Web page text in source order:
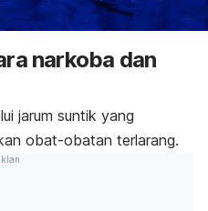
narkoba dan
jarum suntik yang
obat-obatan terlarang.
Iklan